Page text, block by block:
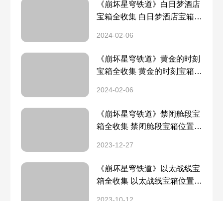
《崩坏星穹铁道》白日梦酒店
宝箱全收集 白日梦酒店宝箱位
2024-02-06
《崩坏星穹铁道》黄金的时刻
宝箱全收集 黄金的时刻宝箱位
2024-02-06
《崩坏星穹铁道》禁闭舱段宝
箱全收集 禁闭舱段宝箱位置一
2023-12-27
《崩坏星穹铁道》以太战线宝
箱全收集 以太战线宝箱位置一